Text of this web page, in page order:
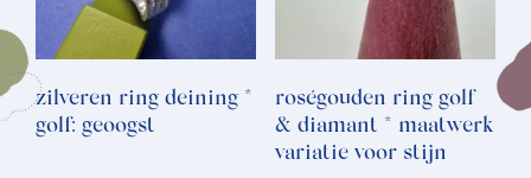
zilveren ring deining *
golf: geoogst
roségouden ring golf
& diamant * maatwerk
variatie voor stijn